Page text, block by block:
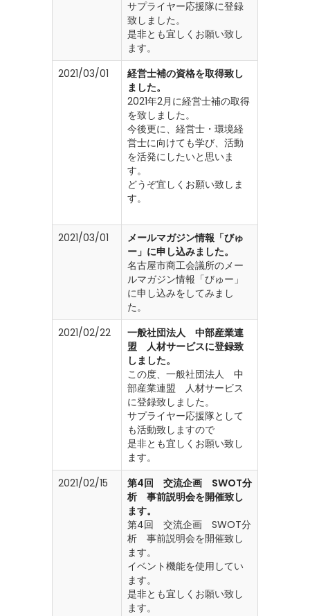
サプライヤー応援隊に登録
致しました。
是非とも宜しくお願い致し
ます。
2021/03/01
経営士補の資格を取得致し
ました。
2021年2月に経営士補の取得
を致しました。
今後更に、経営士・環境経
営士に向けても学び、活動
を活発にしたいと思いま
す。
どうぞ宜しくお願い致しま
す。
2021/03/01
メールマガジン情報「びゅ
ー」に申し込みました。
名古屋市商工会議所のメー
ルマガジン情報「びゅー」
に申し込みをしてみまし
た。
2021/02/22
一般社団法人 中部産業連
盟 人材サービスに登録致
しました。
この度、一般社団法人 中
部産業連盟 人材サービス
に登録致しました。
サプライヤー応援隊として
も活動致しますので
是非とも宜しくお願い致し
ます。
2021/02/15
第4回 交流企画 SWOT分
析 事前説明会を開催致し
ます。
第4回 交流企画 SWOT分
析 事前説明会を開催致し
ます。
イベント機能を使用してい
ます。
是非とも宜しくお願い致し
ます。